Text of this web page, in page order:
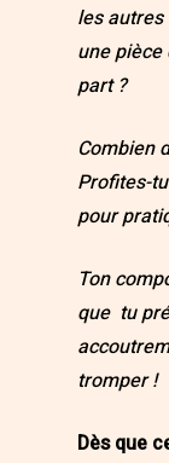
les
une pièce
part ?
Combien
Profites-
pour
Ton
que tu
tromper !
Dès que